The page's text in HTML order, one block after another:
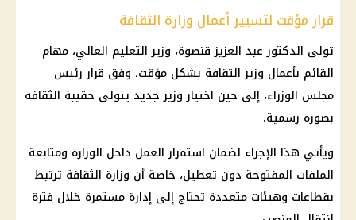
قرار مؤقت لتسيير أعمال وزارة الثقافة
تولى الدكتور عبد العزيز قنصوة، وزير التعليم العالي، مهام
القائم بأعمال وزير الثقافة بشكل مؤقت، وفق قرار رئيس
مجلس الوزراء، إلى حين اختيار وزير جديد يتولى حقيبة الثقافة
بصورة رسمية.
ويأتي هذا الإجراء لضمان استمرار العمل داخل الوزارة ومتابعة
الملفات المفتوحة دون تعطيل، خاصة أن وزارة الثقافة ترتبط
بقطاعات وهيئات متعددة تحتاج إلى إدارة مستمرة خلال فترة